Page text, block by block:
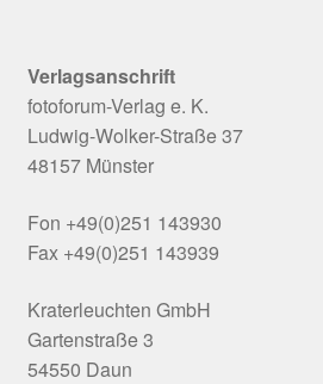
Verlagsanschrift
fotoforum-Verlag e. K.
Ludwig-Wolker-Straße 37
48157 Münster
Fon +49(0)251 143930
Fax +49(0)251 143939
Kraterleuchten GmbH
Gartenstraße 3
54550 Daun